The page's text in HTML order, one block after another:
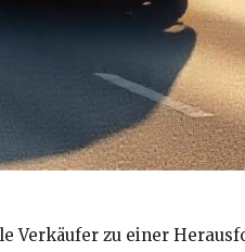
Verkäufer zu einer